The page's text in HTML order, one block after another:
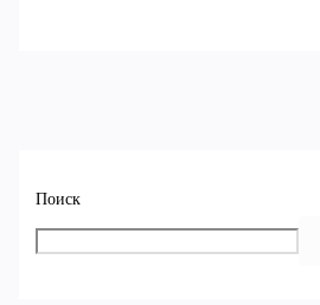
Поиск